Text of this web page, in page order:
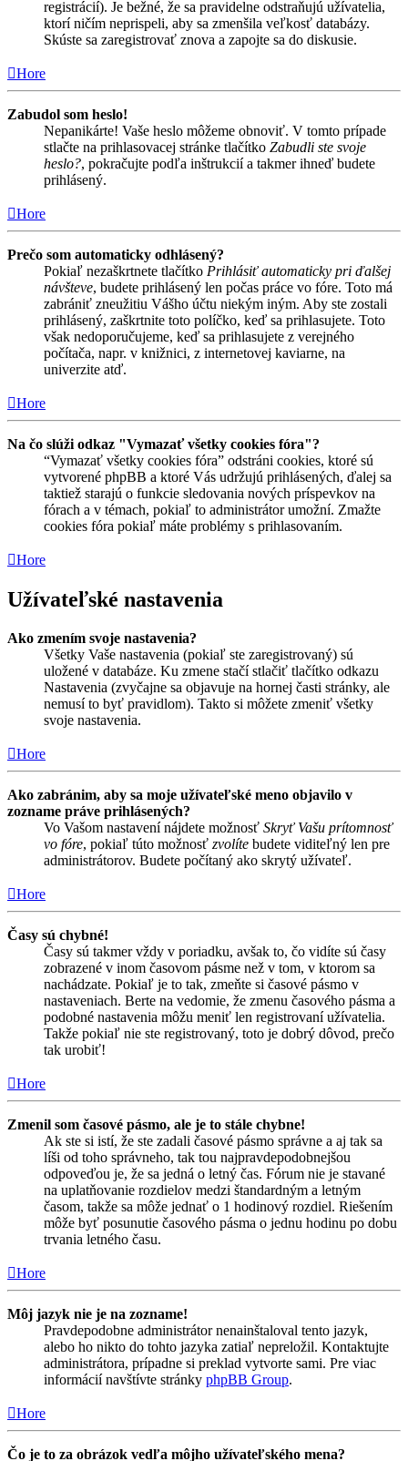
registrácií). Je bežné, že sa pravidelne odstraňujú užívatelia,
ktorí ničím neprispeli, aby sa zmenšila veľkosť databázy.
Skúste sa zaregistrovať znova a zapojte sa do diskusie.
Hore
Zabudol som heslo!
Nepanikárte! Vaše heslo môžeme obnoviť. V tomto prípade
stlačte na prihlasovacej stránke tlačítko Zabudli ste svoje
heslo?, pokračujte podľa inštrukcií a takmer ihneď budete
prihlásený.
Hore
Prečo som automaticky odhlásený?
Pokiaľ nezaškrtnete tlačítko Prihlásiť automaticky pri ďalšej
návšteve, budete prihlásený len počas práce vo fóre. Toto má
zabrániť zneužitiu Vášho účtu niekým iným. Aby ste zostali
prihlásený, zaškrtnite toto políčko, keď sa prihlasujete. Toto
však nedoporučujeme, keď sa prihlasujete z verejného
počítača, napr. v knižnici, z internetovej kaviarne, na
univerzite atď.
Hore
Na čo slúži odkaz "Vymazať všetky cookies fóra"?
“Vymazať všetky cookies fóra” odstráni cookies, ktoré sú
vytvorené phpBB a ktoré Vás udržujú prihlásených, ďalej sa
taktiež starajú o funkcie sledovania nových príspevkov na
fórach a v témach, pokiaľ to administrátor umožní. Zmažte
cookies fóra pokiaľ máte problémy s prihlasovaním.
Hore
Užívateľské nastavenia
Ako zmením svoje nastavenia?
Všetky Vaše nastavenia (pokiaľ ste zaregistrovaný) sú
uložené v databáze. Ku zmene stačí stlačiť tlačítko odkazu
Nastavenia (zvyčajne sa objavuje na hornej časti stránky, ale
nemusí to byť pravidlom). Takto si môžete zmeniť všetky
svoje nastavenia.
Hore
Ako zabránim, aby sa moje užívateľské meno objavilo v
zozname práve prihlásených?
Vo Vašom nastavení nájdete možnosť Skryť Vašu prítomnosť
vo fóre, pokiaľ túto možnosť zvolíte budete viditeľný len pre
administrátorov. Budete počítaný ako skrytý užívateľ.
Hore
Časy sú chybné!
Časy sú takmer vždy v poriadku, avšak to, čo vidíte sú časy
zobrazené v inom časovom pásme než v tom, v ktorom sa
nachádzate. Pokiaľ je to tak, zmeňte si časové pásmo v
nastaveniach. Berte na vedomie, že zmenu časového pásma a
podobné nastavenia môžu meniť len registrovaní užívatelia.
Takže pokiaľ nie ste registrovaný, toto je dobrý dôvod, prečo
tak urobiť!
Hore
Zmenil som časové pásmo, ale je to stále chybne!
Ak ste si istí, že ste zadali časové pásmo správne a aj tak sa
líši od toho správneho, tak tou najpravdepodobnejšou
odpoveďou je, že sa jedná o letný čas. Fórum nie je stavané
na uplatňovanie rozdielov medzi štandardným a letným
časom, takže sa môže jednať o 1 hodinový rozdiel. Riešením
môže byť posunutie časového pásma o jednu hodinu po dobu
trvania letného času.
Hore
Môj jazyk nie je na zozname!
Pravdepodobne administrátor nenainštaloval tento jazyk,
alebo ho nikto do tohto jazyka zatiaľ nepreložil. Kontaktujte
administrátora, prípadne si preklad vytvorte sami. Pre viac
informácií navštívte stránky phpBB Group.
Hore
Čo je to za obrázok vedľa môjho užívateľského mena?